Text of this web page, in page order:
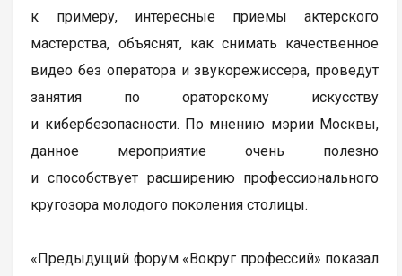
к примеру, интересные приемы актерского
мастерства, объяснят, как снимать качественное
видео без оператора и звукорежиссера, проведут
занятия по ораторскому искусству
и кибербезопасности. По мнению мэрии Москвы,
данное мероприятие очень полезно
и способствует расширению профессионального
кругозора молодого поколения столицы.
«Предыдущий форум «Вокруг профессий» показал